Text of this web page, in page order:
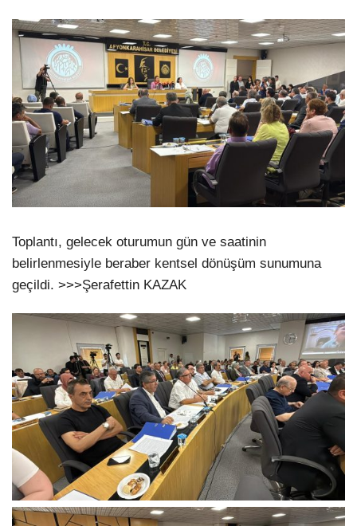
Toplantı, gelecek oturumun gün ve saatinin
belirlenmesiyle beraber kentsel dönüşüm sunumuna
geçildi. >>>Şerafettin KAZAK